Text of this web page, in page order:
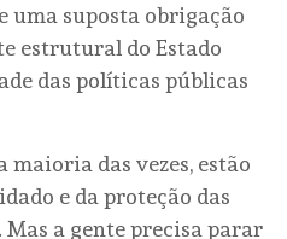
uma suposta obrigação
estrutural do Estado
das políticas públicas
maioria das vezes, estão
e da proteção das
Mas a gente precisa parar